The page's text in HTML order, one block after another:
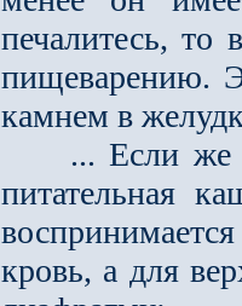
печалитесь, то
пищеварению.
камнем в
... Если же
питательная
кровь, а для